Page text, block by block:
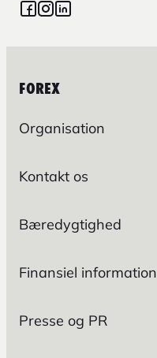
FOREX
Organisation
Kontakt os
Bæredygtighed
Finansiel information
Presse og PR